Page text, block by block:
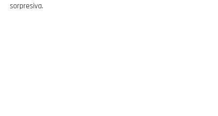
sorpresiva.